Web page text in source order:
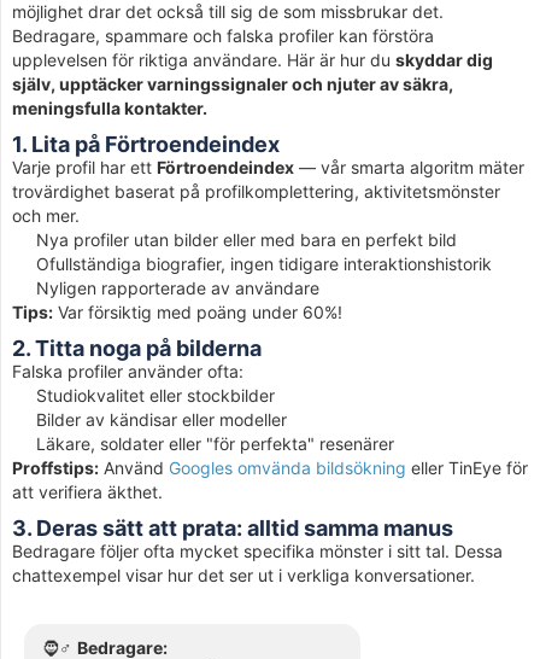
möjlighet drar det också till sig de som missbrukar det.
Bedragare, spammare och falska profiler kan förstöra
upplevelsen för riktiga användare. Här är hur du skyddar dig
själv, upptäcker varningssignaler och njuter av säkra,
meningsfulla kontakter.
1. Lita på Förtroendeindex
Varje profil har ett Förtroendeindex — vår smarta algoritm mäter
trovärdighet baserat på profilkomplettering, aktivitetsmönster
och mer.
Nya profiler utan bilder eller med bara en perfekt bild
Ofullständiga biografier, ingen tidigare interaktionshistorik
Nyligen rapporterade av användare
Tips: Var försiktig med poäng under 60%!
2. Titta noga på bilderna
Falska profiler använder ofta:
Studiokvalitet eller stockbilder
Bilder av kändisar eller modeller
Läkare, soldater eller "för perfekta" resenärer
Proffstips: Använd Googles omvända bildsökning eller TinEye för
att verifiera äkthet.
3. Deras sätt att prata: alltid samma manus
Bedragare följer ofta mycket specifika mönster i sitt tal. Dessa
chattexempel visar hur det ser ut i verkliga konversationer.
🧔♂️ Bedragare: